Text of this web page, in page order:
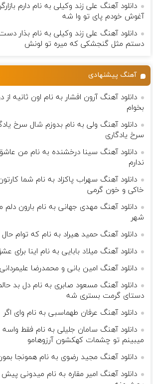
دانلود آهنگ علی زند وکیلی به نام دارم
آغوش خودم پای تو وا شه
دانلود آهنگ علی زند وکیلی به نام بذار
دستم مثل گنجشكی كه میره تو لونش
آهنگ پیشنهادی
دانلود آهنگ آرون افشار به نام اون ثانیه
بخوام
دانلود آهنگ ولی به نام بدوزم شال سرخ
سرخ یادگاری
دانلود آهنگ سینا درخشنده به نام من
ندارم
دانلود آهنگ سهراب پاکزاد به نام شما
خاکی و خون گرمی
دانلود آهنگ مهدی جهانی به نام بارون دلم
شهر
دانلود آهنگ حمید هیراد به نام که توام
دانلود آهنگ میلاد بابایی به نام اینا برای
دانلود آهنگ امین بانی و محمدرضا
دانلود آهنگ مسعود صابری به نام دل بد
دستای گرمت بستری شه
دانلود آهنگ عرفان طهماسبی به نام وای اگر
دانلود آهنگ سامان جلیلی به نام فقط
میبینم تو چشمات کهکشون آرزوهامو
دانلود آهنگ مجید رضوی به نام همونجا
دانلود آهنگ امیر مقاره به نام میدونی